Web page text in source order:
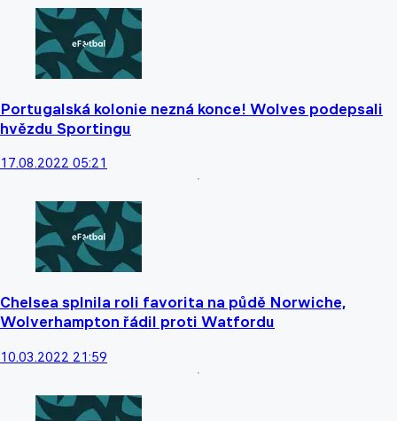
Portugalská kolonie nezná konce! Wolves podepsali
hvězdu Sportingu
17.08.2022 05:21
Chelsea splnila roli favorita na půdě Norwiche,
Wolverhampton řádil proti Watfordu
10.03.2022 21:59